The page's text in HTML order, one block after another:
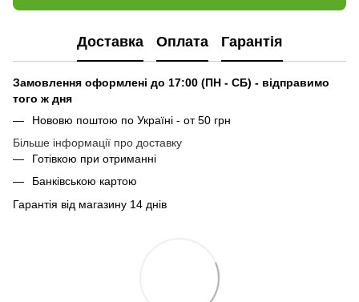
Доставка Оплата Гарантія
Замовлення оформлені до 17:00 (ПН - СБ) - відправимо
того ж дня
Нововю поштою по Україні - от 50 грн
Більше інформації про доставку
Готівкою при отриманні
Банківською картою
Гарантія від магазину 14 днів